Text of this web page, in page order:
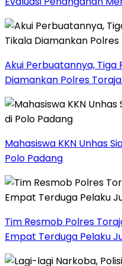
Akui Perbuatannya, Tiga
Diamankan Polres
Mahasiswa KKN Unhas
Polo Padang
Tim Resmob Polres
Empat Terduga Pelaku